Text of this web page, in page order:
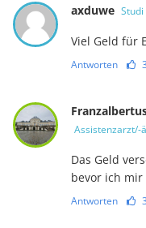
axduwe Studi
Viel Geld für
Antworten 3
Assistenzarzt/-
Das Geld
bevor ich
Antworten 3